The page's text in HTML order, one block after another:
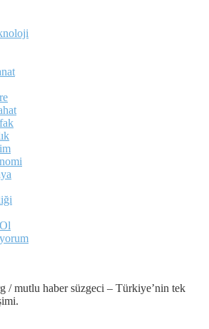
/ mutlu haber süzgeci – Türkiye’nin tek